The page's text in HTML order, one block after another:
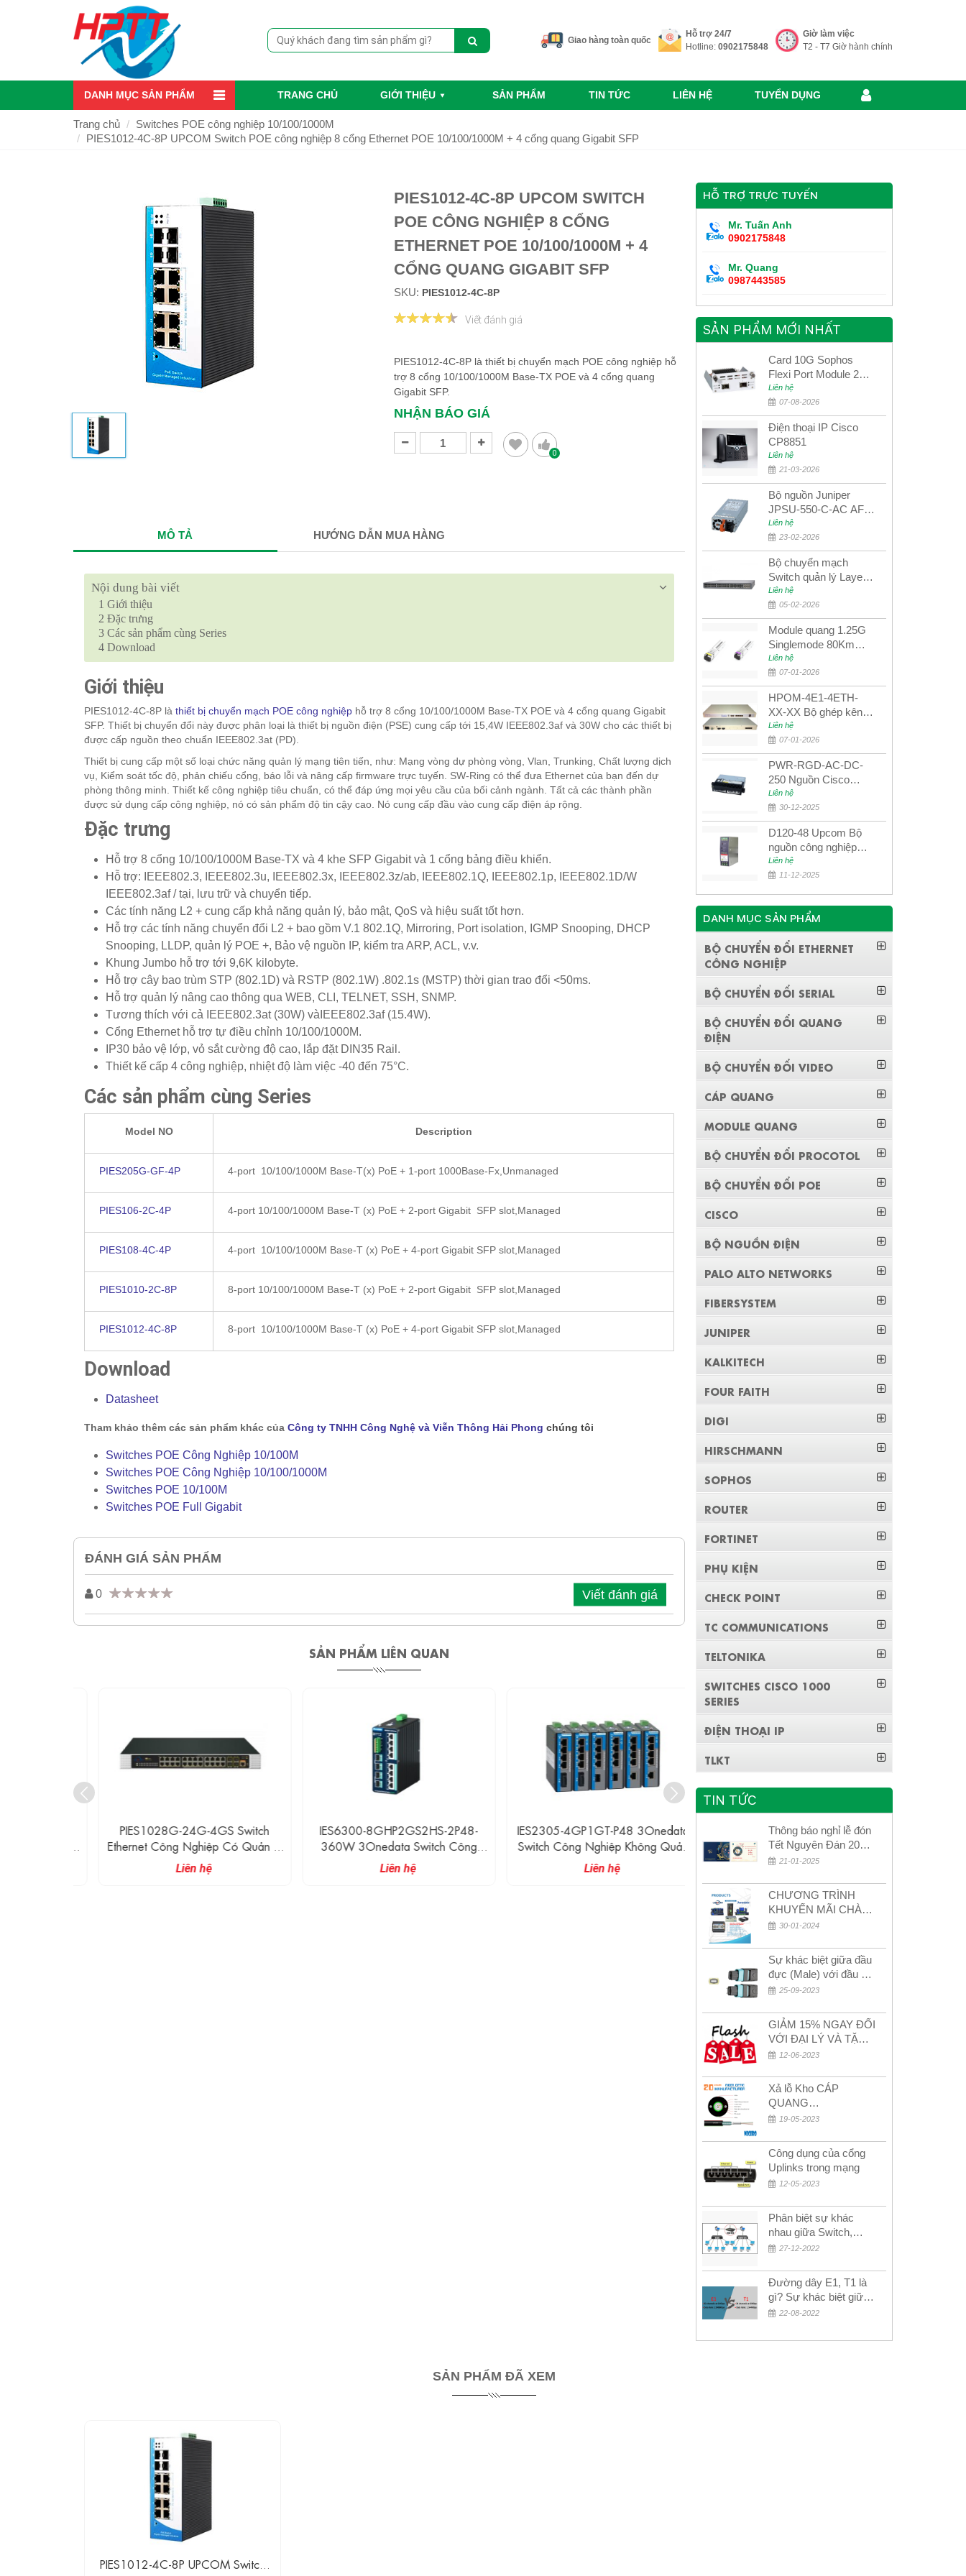
Giao hàng toàn quốc
Hỗ trợ 24/7
Hotline: 0902175848
Giờ làm việc
T2 - T7 Giờ hành chính
DANH MỤC SẢN PHẨM TRANG CHỦ GIỚI THIỆU SẢN PHẨM TIN TỨC LIÊN HỆ TUYỂN DỤNG
Trang chủ
Switches POE công nghiệp 10/100/1000M
PIES1012-4C-8P UPCOM Switch POE công nghiệp 8 cổng Ethernet POE 10/100/1000M + 4 cổng quang Gigabit SFP
PIES1012-4C-8P UPCOM SWITCH
POE CÔNG NGHIỆP 8 CỔNG
ETHERNET POE 10/100/1000M + 4
CỔNG QUANG GIGABIT SFP
SKU: PIES1012-4C-8P
Viết đánh giá
PIES1012-4C-8P là thiết bị chuyển mạch POE công nghiệp hỗ
trợ 8 cổng 10/100/1000M Base-TX POE và 4 cổng quang
Gigabit SFP.
NHẬN BÁO GIÁ
0
MÔ TẢ HƯỚNG DẪN MUA HÀNG
Nội dung bài viết
1 Giới thiệu
2 Đặc trưng
3 Các sản phẩm cùng Series
4 Download
Giới thiệu
PIES1012-4C-8P là thiết bị chuyển mạch POE công nghiệp hỗ trợ 8 cổng 10/100/1000M Base-TX POE và 4 cổng quang Gigabit
SFP. Thiết bị chuyển đổi này được phân loại là thiết bị nguồn điện (PSE) cung cấp tới 15,4W IEEE802.3af và 30W cho các thiết bị
được cấp nguồn theo chuẩn IEEE802.3at (PD).
Thiết bị cung cấp một số loại chức năng quản lý mạng tiên tiến, như: Mạng vòng dự phòng vòng, Vlan, Trunking, Chất lượng dịch
vụ, Kiểm soát tốc độ, phản chiếu cổng, báo lỗi và nâng cấp firmware trực tuyến. SW-Ring có thể đưa Ethernet của bạn đến dự
phòng thông minh. Thiết kế công nghiệp tiêu chuẩn, có thể đáp ứng mọi yêu cầu của bối cảnh ngành. Tất cả các thành phần
được sử dụng cấp công nghiệp, nó có sản phẩm độ tin cậy cao. Nó cung cấp đầu vào cung cấp điện áp rộng.
Đặc trưng
Hỗ trợ 8 cổng 10/100/1000M Base-TX và 4 khe SFP Gigabit và 1 cổng bảng điều khiển.
Hỗ trợ: IEEE802.3, IEEE802.3u, IEEE802.3x, IEEE802.3z/ab, IEEE802.1Q, IEEE802.1p, IEEE802.1D/W
IEEE802.3af / tại, lưu trữ và chuyển tiếp.
Các tính năng L2 + cung cấp khả năng quản lý, bảo mật, QoS và hiệu suất tốt hơn.
Hỗ trợ các tính năng chuyển đổi L2 + bao gồm V.1 802.1Q, Mirroring, Port isolation, IGMP Snooping, DHCP
Snooping, LLDP, quản lý POE +, Bảo vệ nguồn IP, kiểm tra ARP, ACL, v.v.
Khung Jumbo hỗ trợ tới 9,6K kilobyte.
Hỗ trợ cây bao trùm STP (802.1D) và RSTP (802.1W) .802.1s (MSTP) thời gian trao đổi <50ms.
Hỗ trợ quản lý nâng cao thông qua WEB, CLI, TELNET, SSH, SNMP.
Tương thích với cả IEEE802.3at (30W) vàIEEE802.3af (15.4W).
Cổng Ethernet hỗ trợ tự điều chỉnh 10/100/1000M.
IP30 bảo vệ lớp, vỏ sắt cường độ cao, lắp đặt DIN35 Rail.
Thiết kế cấp 4 công nghiệp, nhiệt độ làm việc -40 đến 75°C.
Các sản phẩm cùng Series
Model NO Description
PIES205G-GF-4P 4-port 10/100/1000M Base-T(x) PoE + 1-port 1000Base-Fx,Unmanaged
PIES106-2C-4P 4-port 10/100/1000M Base-T (x) PoE + 2-port Gigabit SFP slot,Managed
PIES108-4C-4P 4-port 10/100/1000M Base-T (x) PoE + 4-port Gigabit SFP slot,Managed
PIES1010-2C-8P 8-port 10/100/1000M Base-T (x) PoE + 2-port Gigabit SFP slot,Managed
PIES1012-4C-8P 8-port 10/100/1000M Base-T (x) PoE + 4-port Gigabit SFP slot,Managed
Download
Datasheet
Tham khảo thêm các sản phẩm khác của Công ty TNHH Công Nghệ và Viễn Thông Hải Phong chúng tôi
Switches POE Công Nghiệp 10/100M
Switches POE Công Nghiệp 10/100/1000M
Switches POE 10/100M
Switches POE Full Gigabit
ĐÁNH GIÁ SẢN PHẨM
0 Viết đánh giá
SẢN PHẨM LIÊN QUAN
PIES1028G-24G-4GS Switch
Ethernet Công Nghiệp Có Quản Lý
24 Cổng Ethernet Và 4 Cổng
TP/SFP Combo
Liên hệ
IES6300-8GHP2GS2HS-2P48-
360W 3Onedata Switch Công
Nghiệp POE++ 12 Cổng Gigabit
Liên hệ
IES2305-4GP1GT-P48 3Onedata
Switch Công Nghiệp Không Quản
Lý 4 Cổng Ethernet POE Gigabit, 1
Cổng Ethernet Gigabit
Liên hệ
IES2305-4GP1GS-P48 3Onedata
Switch Công Nghiệp Không Quản
Lý 4 Cổng Ethernet POE Gigabit, 1
Liên hệ
HỖ TRỢ TRỰC TUYẾN
Mr. Tuấn Anh
0902175848
Mr. Quang
0987443585
SẢN PHẨM MỚI NHẤT
Card 10G Sophos
Flexi Port Module 2
port 10GbE SFP+
SGMOD2F2PUR
2port 10GbE SFP+
Liên hệ
07-08-2026
Điện thoại IP Cisco
CP8851
Liên hệ
21-03-2026
Bộ nguồn Juniper
JPSU-550-C-AC AFO
nguồn AC công suất
550W dùng cho dòng
switch Juniper
Networks EX4400
Liên hệ
23-02-2026
Bộ chuyển mạch
Switch quản lý Layer 3
Juniper QFX5100-48S
Liên hệ
05-02-2026
Module quang 1.25G
Singlemode 80Km
UPCOM MWS-12-45-
80AD/MWS-12-54-
80BD
Liên hệ
07-01-2026
HPOM-4E1-4ETH-
XX-XX Bộ ghép kênh
quang quản lý SDH
4E1+4ETH+RS232
Liên hệ
07-01-2026
PWR-RGD-AC-DC-
250 Nguồn Cisco
Industrial 250W
PoE/PoE+
Liên hệ
30-12-2025
D120-48 Upcom Bộ
nguồn công nghiệp
đầu ra đơn 120W
48VDC
Liên hệ
11-12-2025
DANH MỤC SẢN PHẨM
BỘ CHUYỂN ĐỔI ETHERNET
CÔNG NGHIỆP
BỘ CHUYỂN ĐỔI SERIAL
BỘ CHUYỂN ĐỔI QUANG
ĐIỆN
BỘ CHUYỂN ĐỔI VIDEO
CÁP QUANG
MODULE QUANG
BỘ CHUYỂN ĐỔI PROCOTOL
BỘ CHUYỂN ĐỔI POE
CISCO
BỘ NGUỒN ĐIỆN
PALO ALTO NETWORKS
FIBERSYSTEM
JUNIPER
KALKITECH
FOUR FAITH
DIGI
HIRSCHMANN
SOPHOS
ROUTER
FORTINET
PHỤ KIỆN
CHECK POINT
TC COMMUNICATIONS
TELTONIKA
SWITCHES CISCO 1000
SERIES
ĐIỆN THOẠI IP
TLKT
TIN TỨC
Thông báo nghỉ lễ đón
Tết Nguyên Đán 2026
– Xuân Bính Ngọ!
21-01-2025
CHƯƠNG TRÌNH
KHUYẾN MÃI CHÀO
MỪNG NĂM MỚI
30-01-2024
Sự khác biệt giữa đầu
đực (Male) với đầu cái
(Female) trong bộ đầu
25-09-2023
GIẢM 15% NGAY ĐỐI
VỚI ĐẠI LÝ VÀ TẶNG
QUÀ KHÁCH HÀNG
12-06-2023
Xả lỗ Kho CÁP
QUANG
MULTIMODE CÁP
MULTIMODE 4-8-12-
24Fo SỢI OM1-OM2-
OM3 Siêu Rẻ 5k
19-05-2023
Công dụng của cổng
Uplinks trong mạng
12-05-2023
Phân biệt sự khác
nhau giữa Switch,
Router và Hub
27-12-2022
Đường dây E1, T1 là
gì? Sự khác biệt giữa
E1 và T1
22-08-2022
SẢN PHẨM ĐÃ XEM
PIES1012-4C-8P UPCOM Switch